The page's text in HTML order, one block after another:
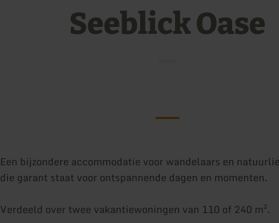
Seeblick Oase
Een bijzondere accommodatie voor wandelaars en
die garant staat voor ontspannende dagen en momenten.
Verdeeld over twee vakantiewoningen van 110 of 240 m².